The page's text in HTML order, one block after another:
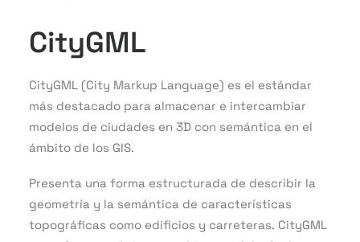
CityGML
CityGML (City Markup Language) es el estándar
más destacado para almacenar e intercambiar
modelos de ciudades en 3D con semántica en el
ámbito de los GIS.
Presenta una forma estructurada de describir la
geometría y la semántica de características
topográficas como edificios y carreteras. CityGML